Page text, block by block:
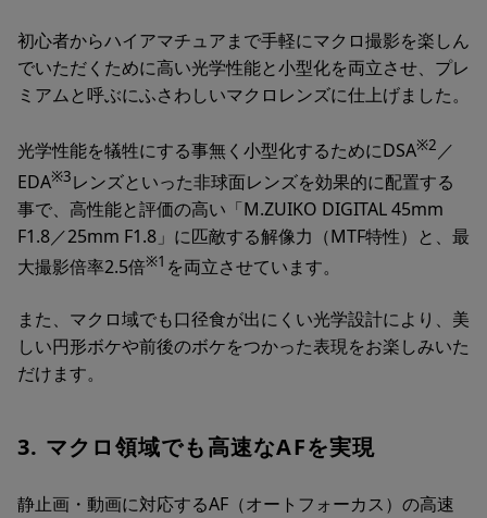
初心者からハイアマチュアまで手軽にマクロ撮影を楽しん
でいただくために高い光学性能と小型化を両立させ、プレ
ミアムと呼ぶにふさわしいマクロレンズに仕上げました。
光学性能を犠牲にする事無く小型化するためにDSA※2／
EDA※3レンズといった非球面レンズを効果的に配置する
事で、高性能と評価の高い「M.ZUIKO DIGITAL 45mm
F1.8／25mm F1.8」に匹敵する解像力（MTF特性）と、最
大撮影倍率2.5倍※1 を両立させています。
また、マクロ域でも口径食が出にくい光学設計により、美
しい円形ボケや前後のボケをつかった表現をお楽しみいた
だけます。
3. マクロ領域でも高速なAFを実現
静止画・動画に対応するAF（オートフォーカス）の高速